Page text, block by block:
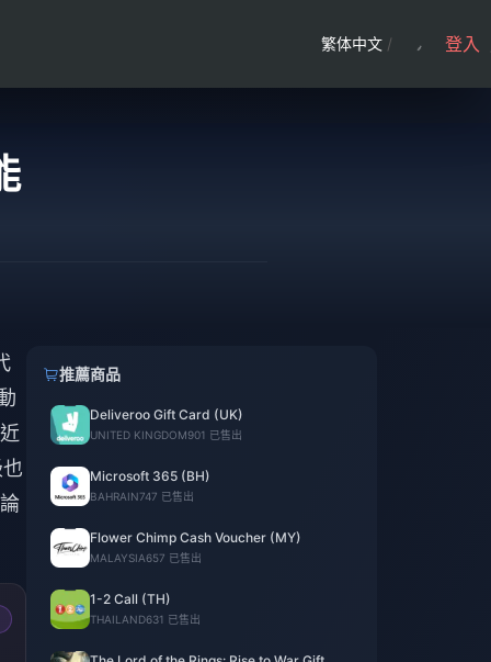
繁体中文 / 登入
推薦商品
Deliveroo Gift Card (UK)
UNITED KINGDOM901 已售出
Microsoft 365 (BH)
BAHRAIN747 已售出
Flower Chimp Cash Voucher (MY)
MALAYSIA657 已售出
1-2 Call (TH)
THAILAND631 已售出